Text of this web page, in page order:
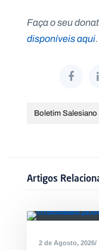
Faça o seu
disponíveis aqui.
Boletim Salesiano
Artigos
2 de Agosto, 2026